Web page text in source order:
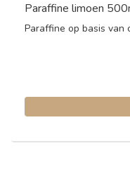
Paraffine limoen
Paraffine op basis van